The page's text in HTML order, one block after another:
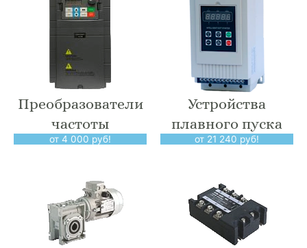
Преобразователи
частоты
от 4 000 руб!
Устройства
плавного пуска
от 21 240 руб!